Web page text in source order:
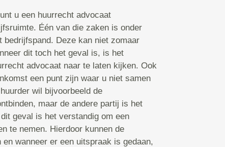
u een huurrecht advocaat
Één van die zaken is onder
bedrijfspand. Deze kan niet zomaar
dit toch het geval is, is het
advocaat naar te laten kijken. Ook
een punt zijn waar u niet samen
wil bijvoorbeeld de
maar de andere partij is het
geval is het verstandig om een
te nemen. Hierdoor kunnen de
wanneer er een uitspraak is gedaan,